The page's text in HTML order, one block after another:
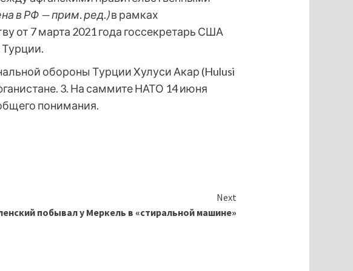
вРФ — прим. ред.)в рамках
от 7 марта 2021 года госсекретарь США
обороны Турции Хулуси Акар (Hulusi
3. На саммите НАТО 14 июня
понимания.
Next
побывал у Меркель в «стиральной машине»